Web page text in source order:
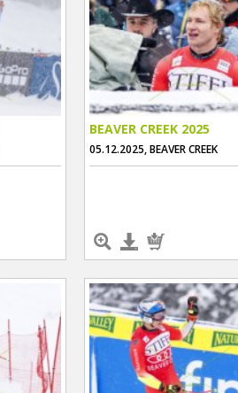
BEAVER CREEK 2025
05.12.2025, BEAVER CREEK